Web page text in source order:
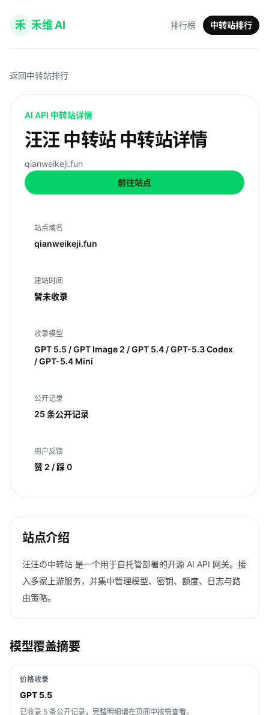
禾 禾维 AI 排行榜 中转站排行
返回中转站排行
AI API 中转站详情
汪汪 中转站 中转站详情
qianweikeji.fun
前往站点
站点域名
qianweikeji.fun
建站时间
暂未收录
收录模型
GPT 5.5 / GPT Image 2 / GPT 5.4 / GPT-5.3 Codex
/ GPT-5.4 Mini
公开记录
25 条公开记录
用户反馈
赞 2 / 踩 0
站点介绍
汪汪の中转站 是一个用于自托管部署的开源 AI API 网关。接
入多家上游服务，并集中管理模型、密钥、额度、日志与路
由策略。
模型覆盖摘要
价格收录
GPT 5.5
已收录 5 条公开记录，完整明细请在页面中按需查看。